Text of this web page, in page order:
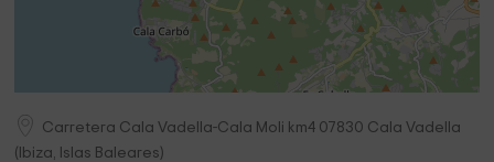
Carretera Cala Vadella-Cala Moli km4 07830 Cala Vadella
( Ibiza, Islas Baleares)